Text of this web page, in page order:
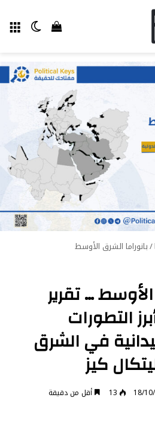
إستعراض
/بانوراما الشرق الأوسط
… تقرير
التطورات
في الشرق
كيز
13 أقل من دقيقة